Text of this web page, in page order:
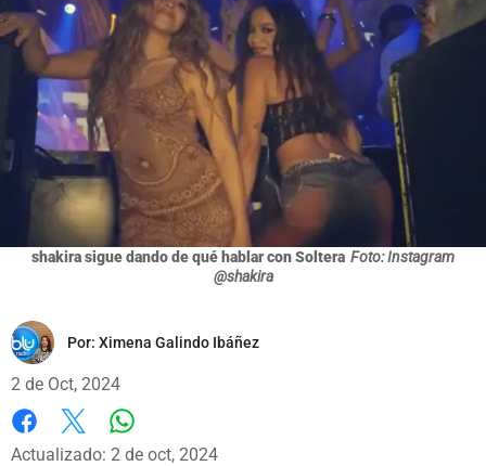
shakira sigue dando de qué hablar con Soltera Foto: Instagram
@shakira
Por: Ximena Galindo Ibáñez
2 de Oct, 2024
Facebook
X
Actualizado: 2 de oct, 2024